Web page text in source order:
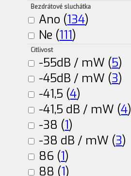
Bezdrátové sluchátka
Ano (134)
Ne (111)
Citlivost
-55dB / mW (5)
-45dB / mW (3)
-41,5 (4)
-41,5 dB / mW (4)
-38 (1)
-38 dB / mW (3)
86 (1)
88 (1)